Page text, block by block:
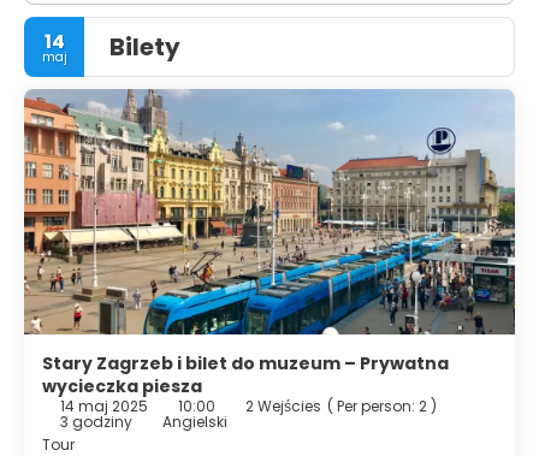
14
maj Bilety
Stary Zagrzeb i bilet do muzeum – Prywatna
wycieczka piesza
14 maj 2025 10:00 2 Wejścies ( Per person: 2 )
3 godziny
Angielski
Tour